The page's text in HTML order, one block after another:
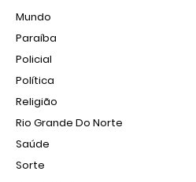
Mundo
Paraíba
Policial
Política
Religião
Rio Grande Do Norte
Saúde
Sorte